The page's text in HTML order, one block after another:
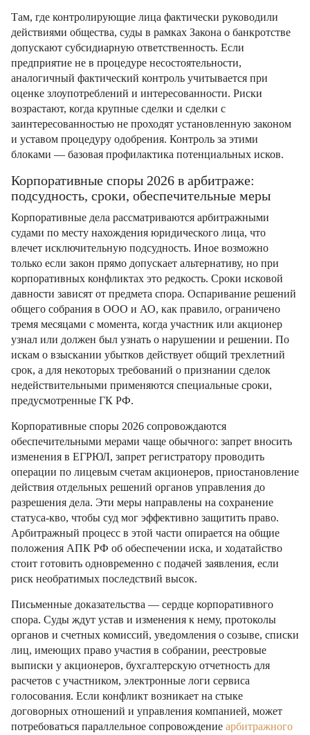
Там, где контролирующие лица фактически руководили
действиями общества, суды в рамках Закона о банкротстве
допускают субсидиарную ответственность. Если
предприятие не в процедуре несостоятельности,
аналогичный фактический контроль учитывается при
оценке злоупотреблений и интересованности. Риски
возрастают, когда крупные сделки и сделки с
заинтересованностью не проходят установленную законом
и уставом процедуру одобрения. Контроль за этими
блоками — базовая профилактика потенциальных исков.
Корпоративные споры 2026 в арбитраже:
подсудность, сроки, обеспечительные меры
Корпоративные дела рассматриваются арбитражными
судами по месту нахождения юридического лица, что
влечет исключительную подсудность. Иное возможно
только если закон прямо допускает альтернативу, но при
корпоративных конфликтах это редкость. Сроки исковой
давности зависят от предмета спора. Оспаривание решений
общего собрания в ООО и АО, как правило, ограничено
тремя месяцами с момента, когда участник или акционер
узнал или должен был узнать о нарушении и решении. По
искам о взыскании убытков действует общий трехлетний
срок, а для некоторых требований о признании сделок
недействительными применяются специальные сроки,
предусмотренные ГК РФ.
Корпоративные споры 2026 сопровождаются
обеспечительными мерами чаще обычного: запрет вносить
изменения в ЕГРЮЛ, запрет регистратору проводить
операции по лицевым счетам акционеров, приостановление
действия отдельных решений органов управления до
разрешения дела. Эти меры направлены на сохранение
статуса-кво, чтобы суд мог эффективно защитить право.
Арбитражный процесс в этой части опирается на общие
положения АПК РФ об обеспечении иска, и ходатайство
стоит готовить одновременно с подачей заявления, если
риск необратимых последствий высок.
Письменные доказательства — сердце корпоративного
спора. Суды ждут устав и изменения к нему, протоколы
органов и счетных комиссий, уведомления о созыве, списки
лиц, имеющих право участия в собрании, реестровые
выписки у акционеров, бухгалтерскую отчетность для
расчетов с участником, электронные логи сервиса
голосования. Если конфликт возникает на стыке
договорных отношений и управления компанией, может
потребоваться параллельное сопровождение арбитражного